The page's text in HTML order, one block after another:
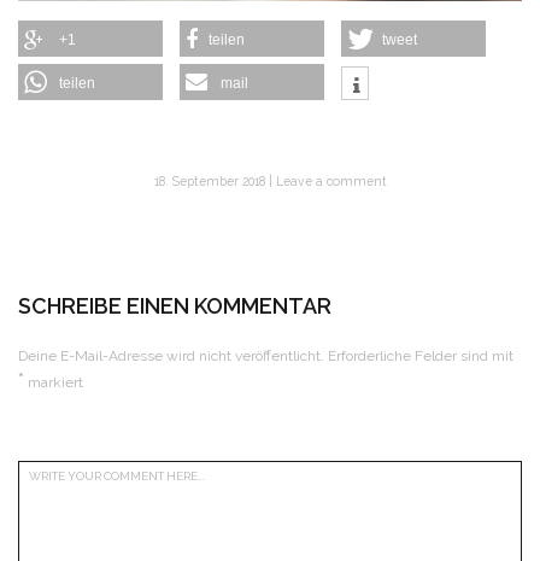
+1 teilen tweet
teilen mail
18. September 2018 Leave a comment
SCHREIBE EINEN KOMMENTAR
Deine E-Mail-Adresse wird nicht veröffentlicht. Erforderliche Felder sind mit
* markiert